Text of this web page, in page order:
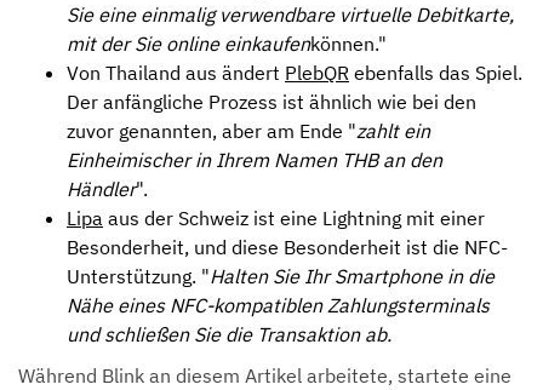
Sie eine einmalig verwendbare virtuelle Debitkarte,
mit der Sie online einkaufenkönnen."
Von Thailand aus ändert PlebQR ebenfalls das Spiel.
Der anfängliche Prozess ist ähnlich wie bei den
zuvor genannten, aber am Ende "zahlt ein
Einheimischer in Ihrem Namen THB an den
Händler".
Lipa aus der Schweiz ist eine Lightning mit einer
Besonderheit, und diese Besonderheit ist die NFC-
Unterstützung. "Halten Sie Ihr Smartphone in die
Nähe eines NFC-kompatiblen Zahlungsterminals
und schließen Sie die Transaktion ab.
Während Blink an diesem Artikel arbeitete, startete eine